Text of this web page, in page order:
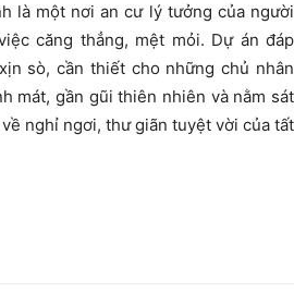
là một nơi an cư lý tưởng của người
căng thẳng, mệt mỏi. Dự án đáp
sò, cần thiết cho những chủ nhân
mát, gần gũi thiên nhiên và nằm sát
nghỉ ngơi, thư giãn tuyệt vời của tất